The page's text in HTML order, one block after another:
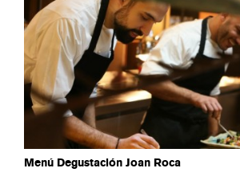
Menú Degustación Joan Roca